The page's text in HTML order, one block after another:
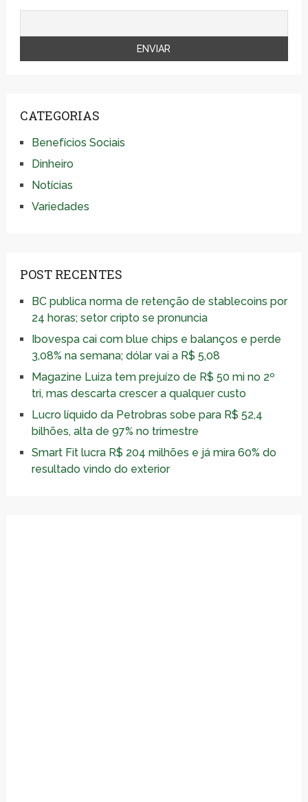
CATEGORIAS
Benefícios Sociais
Dinheiro
Notícias
Variedades
POST RECENTES
BC publica norma de retenção de stablecoins por
24 horas; setor cripto se pronuncia
Ibovespa cai com blue chips e balanços e perde
3,08% na semana; dólar vai a R$ 5,08
Magazine Luiza tem prejuízo de R$ 50 mi no 2º
tri, mas descarta crescer a qualquer custo
Lucro líquido da Petrobras sobe para R$ 52,4
bilhões, alta de 97% no trimestre
Smart Fit lucra R$ 204 milhões e já mira 60% do
resultado vindo do exterior